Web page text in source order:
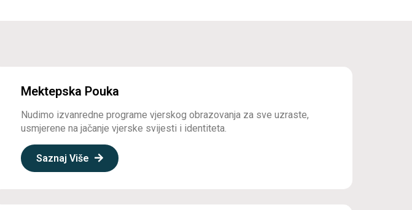
Mektepska Pouka
Nudimo izvanredne programe vjerskog obrazovanja za sve uzraste,
usmjerene na jačanje vjerske svijesti i identiteta.
Saznaj Više